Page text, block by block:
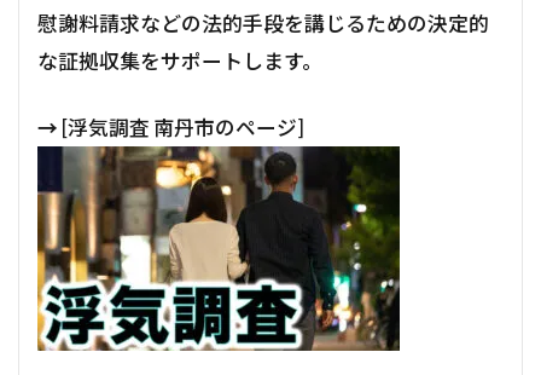
慰謝料請求などの法的手段を講じるための決定的
な証拠収集をサポートします。
→ [浮気調査 南丹市のページ]